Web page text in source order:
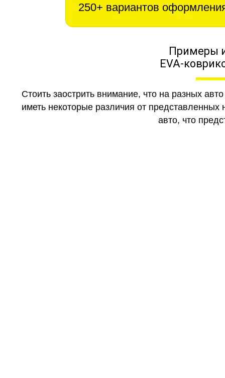
250+ вариантов
Примеры
EVA-
Стоить заострить внимание, что на разных
иметь некоторые различия от
авто, что